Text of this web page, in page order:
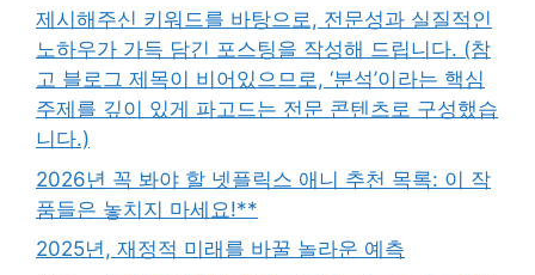
제시해주신 키워드를 바탕으로, 전문성과 실질적인
노하우가 가득 담긴 포스팅을 작성해 드립니다. (참
고 블로그 제목이 비어있으므로, ‘분석’이라는 핵심
주제를 깊이 있게 파고드는 전문 콘텐츠로 구성했습
니다.)
2026년 꼭 봐야 할 넷플릭스 애니 추천 목록: 이 작
품들은 놓치지 마세요!**
2025년, 재정적 미래를 바꿀 놀라운 예측